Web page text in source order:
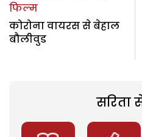
फिल्म
कोरोना वायरस से बेहाल
बौलीवुड
सरिता